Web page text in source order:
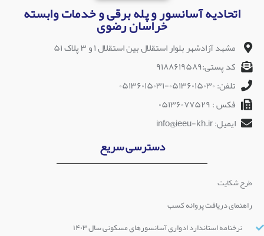
اتحادیه آسانسور و پله برقی و خدمات وابسته
خراسان رضوی
مشهد آزادشهر بلوار استقلال بین استقلال ۱ و ۳ پلاک ۵۱
کد پستی:۹۱۸۸۶۱۹۵۸۹
تلفن: ۰۵۱۳۶۰۱۵۰۳۰-۰۵۱۳۶۰۱۵۰۳۱
فکس : ۰۵۱۳۶۰۷۷۵۲۹
ایمیل: info@ieeu-kh.ir
دسترسی سریع
طرح شکایت
راهنمای دریافت پروانه کسب
نرخنامه استاندارد ادواری آسانسورهای مسکونی سال ۱۴۰۳